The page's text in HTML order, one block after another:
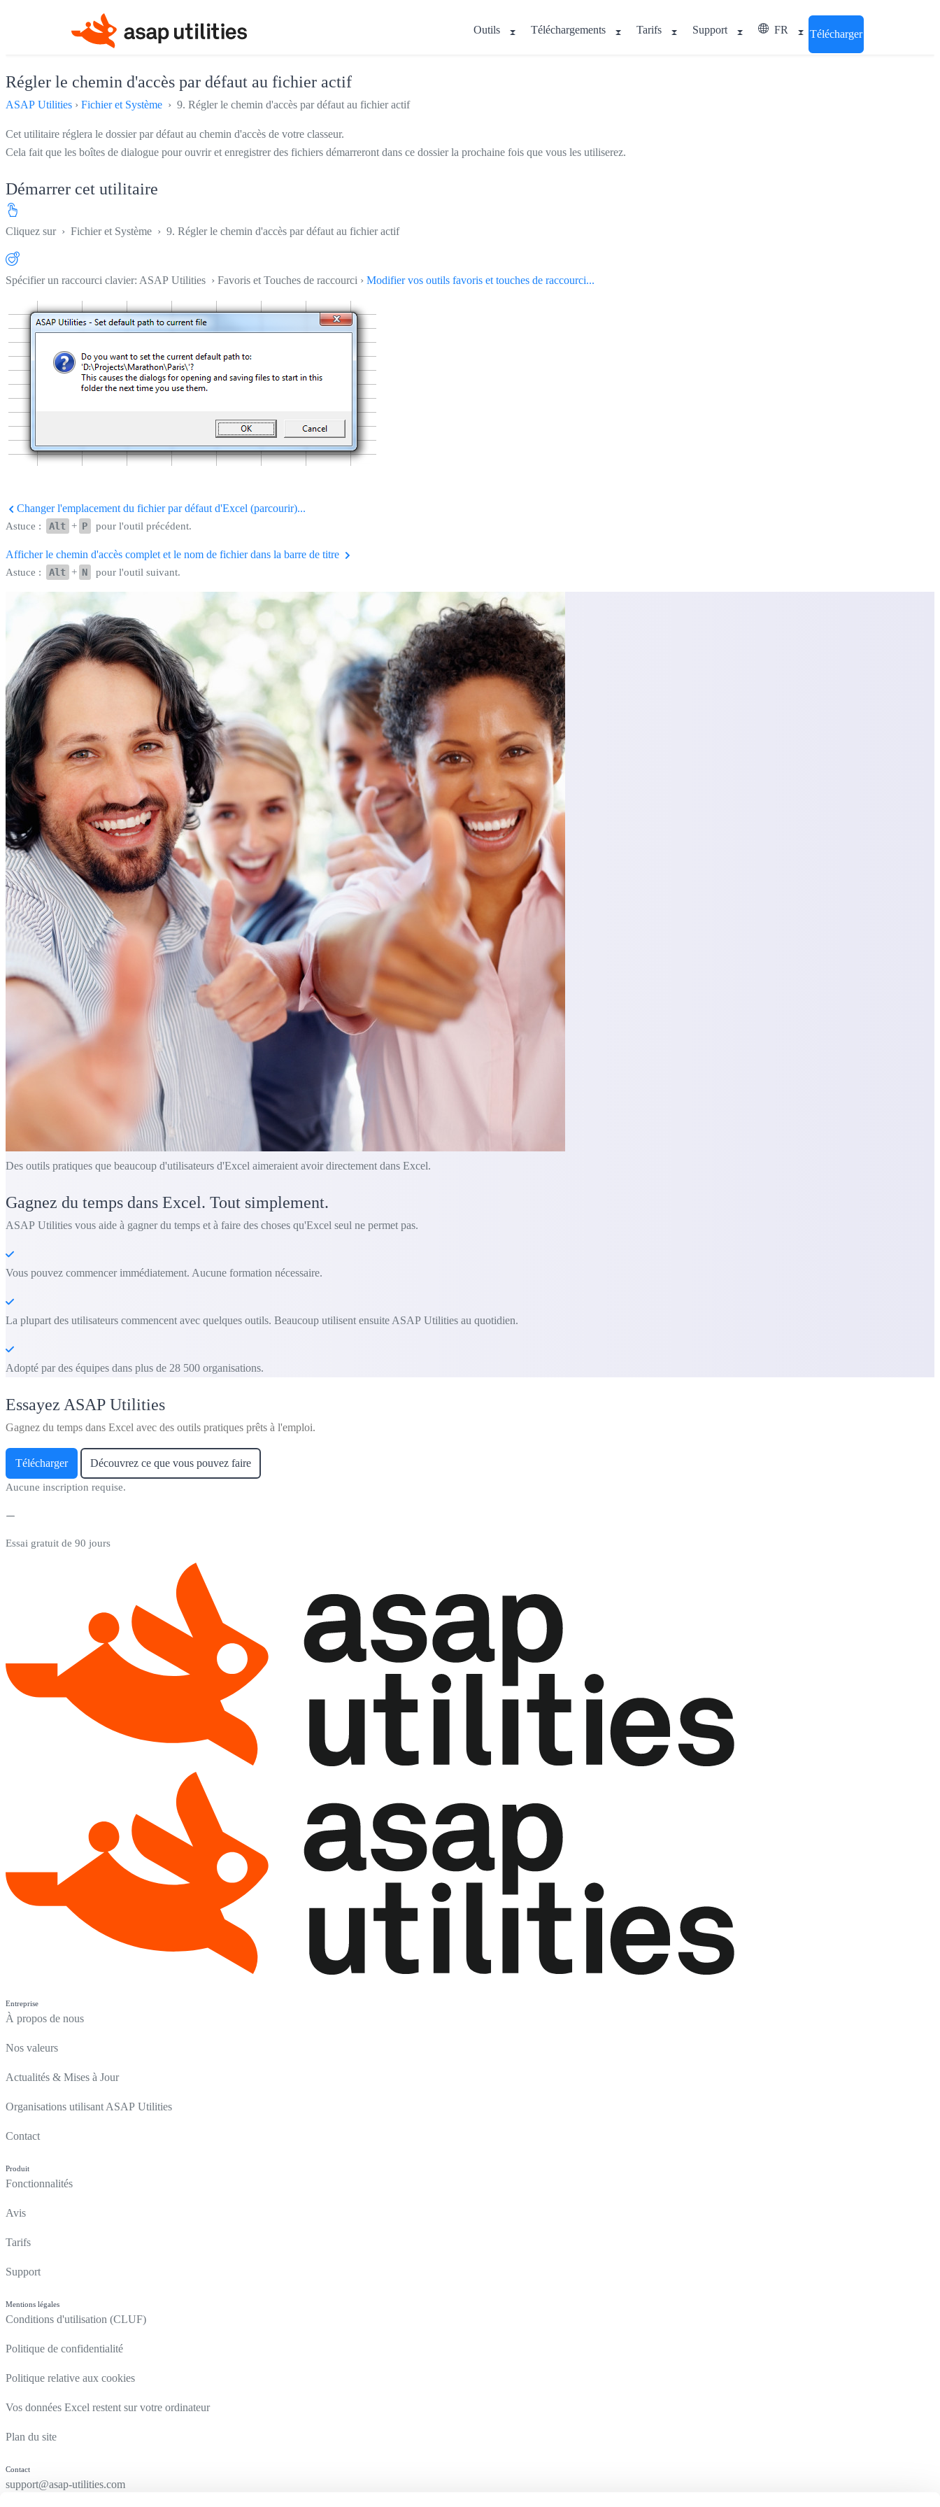
Outils Téléchargements Tarifs Support FR Télécharger
Régler le chemin d'accès par défaut au fichier actif
ASAP Utilities › Fichier et Système › 9. Régler le chemin d'accès par défaut au fichier actif
Cet utilitaire réglera le dossier par défaut au chemin d'accès de votre classeur.
Cela fait que les boîtes de dialogue pour ouvrir et enregistrer des fichiers démarreront dans ce dossier la prochaine fois que vous les utiliserez.
Démarrer cet utilitaire
Cliquez sur › Fichier et Système › 9. Régler le chemin d'accès par défaut au fichier actif
Spécifier un raccourci clavier: ASAP Utilities › Favoris et Touches de raccourci › Modifier vos outils favoris et touches de raccourci...
Changer l'emplacement du fichier par défaut d'Excel (parcourir)...
Astuce : Alt + P pour l'outil précédent.
Afficher le chemin d'accès complet et le nom de fichier dans la barre de titre
Astuce : Alt + N pour l'outil suivant.
Des outils pratiques que beaucoup d'utilisateurs d'Excel aimeraient avoir directement dans Excel.
Gagnez du temps dans Excel. Tout simplement.
ASAP Utilities vous aide à gagner du temps et à faire des choses qu'Excel seul ne permet pas.
Vous pouvez commencer immédiatement. Aucune formation nécessaire.
La plupart des utilisateurs commencent avec quelques outils. Beaucoup utilisent ensuite ASAP Utilities au quotidien.
Adopté par des équipes dans plus de 28 500 organisations.
Essayez ASAP Utilities
Gagnez du temps dans Excel avec des outils pratiques prêts à l'emploi.
Télécharger Découvrez ce que vous pouvez faire
Aucune inscription requise.
Essai gratuit de 90 jours
Entreprise
À propos de nous
Nos valeurs
Actualités & Mises à Jour
Organisations utilisant ASAP Utilities
Contact
Produit
Fonctionnalités
Avis
Tarifs
Support
Mentions légales
Conditions d'utilisation (CLUF)
Politique de confidentialité
Politique relative aux cookies
Vos données Excel restent sur votre ordinateur
Plan du site
Contact
support@asap-utilities.com